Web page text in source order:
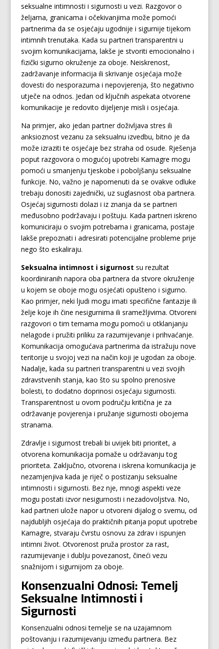
seksualne intimnosti i sigurnosti u vezi. Razgovor o
željama, granicama i očekivanjima može pomoći
partnerima da se osjećaju ugodnije i sigurnije tijekom
intimnih trenutaka. Kada su partneri transparentni u
svojim komunikacijama, lakše je stvoriti emocionalno i
fizički sigurno okruženje za oboje. Neiskrenost,
zadržavanje informacija ili skrivanje osjećaja može
dovesti do nesporazuma i nepovjerenja, što negativno
utječe na odnos. Jedan od ključnih aspekata otvorene
komunikacije je redovito dijeljenje misli i osjećaja.
Na primjer, ako jedan partner doživljava stres ili
anksioznost vezanu za seksualnu izvedbu, bitno je da
može izraziti te osjećaje bez straha od osude. Rješenja
poput razgovora o mogućoj upotrebi Kamagre mogu
pomoći u smanjenju tjeskobe i poboljšanju seksualne
funkcije. No, važno je napomenuti da se ovakve odluke
trebaju donositi zajednički, uz suglasnost oba partnera.
Osjećaj sigurnosti dolazi i iz znanja da se partneri
međusobno podržavaju i poštuju. Kada partneri iskreno
komuniciraju o svojim potrebama i granicama, postaje
lakše prepoznati i adresirati potencijalne probleme prije
nego što eskaliraju.
Seksualna intimnost i sigurnost su rezultat
koordiniranih napora oba partnera da stvore okruženje
u kojem se oboje mogu osjećati opušteno i sigurno.
Kao primjer, neki ljudi mogu imati specifične fantazije ili
želje koje ih čine nesigurnima ili sramežljivima. Otvoreni
razgovori o tim temama mogu pomoći u otklanjanju
nelagode i pružiti priliku za razumijevanje i prihvaćanje.
Komunikacija omogućava partnerima da istražuju nove
teritorije u svojoj vezi na način koji je ugodan za oboje.
Nadalje, kada su partneri transparentni u vezi svojih
zdravstvenih stanja, kao što su spolno prenosive
bolesti, to dodatno doprinosi osjećaju sigurnosti.
Transparentnost u ovom području kritična je za
održavanje povjerenja i pružanje sigurnosti obojema
stranama.
Zdravlje i sigurnost trebali bi uvijek biti prioritet, a
otvorena komunikacija pomaže u održavanju tog
prioriteta. Zaključno, otvorena i iskrena komunikacija je
nezamjenjiva kada je riječ o postizanju seksualne
intimnosti i sigurnosti. Bez nje, mnogi aspekti veze
mogu postati izvor nesigurnosti i nezadovoljstva. No,
kad partneri ulože napor u otvoreni dijalog o svemu, od
najdubljih osjećaja do praktičnih pitanja poput upotrebe
Kamagre, stvaraju čvrstu osnovu za zdrav i ispunjen
intimni život. Otvorenost pruža prostor za rast,
razumijevanje i dublju povezanost, čineći vezu
snažnijom i sigurnijom za oboje.
Konsenzualni Odnosi: Temelj
Seksualne Intimnosti i
Sigurnosti
Konsenzualni odnosi temelje se na uzajamnom
poštovanju i razumijevanju između partnera. Bez